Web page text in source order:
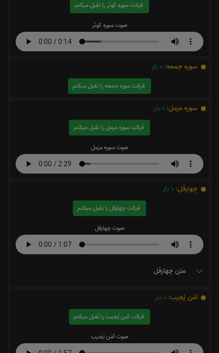
قرائت سوره کوثر را تقبل میکنم
صوت سوره کوثر
سوره جمعه: 0 بار
قرائت سوره جمعه را تقبل میکنم
سوره مزمل: 0 بار
قرائت سوره مزمل را تقبل میکنم
صوت سوره مزمل
چهارقل: 0 بار
قرائت چهارقل را تقبل میکنم
صوت چهارقل
متن چهارقل
اَمَن یُجیب: 0 بار
قرائت اَمَن یُجیب را تقبل میکنم
صوت اَمَن یُجیب